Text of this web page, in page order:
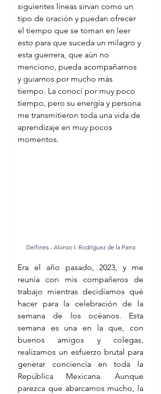
siguientes líneas sirvan como un
tipo de oración y puedan ofrecer
el tiempo que se toman en leer
esto para que suceda un milagro y
esta guerrera, que aún no
menciono, pueda acompañarnos
y guiarnos por mucho más
tiempo. La conocí por muy poco
tiempo, pero su energía y persona
me transmitieron toda una vida de
aprendizaje en muy pocos
momentos.
Delfines - Alonso I. Rodríguez de la Parra
Era el año pasado, 2023, y me
reunía con mis compañeros de
trabajo mientras decidíamos qué
hacer para la celebración de la
semana de los océanos. Esta
semana es una en la que, con
buenos amigos y colegas,
realizamos un esfuerzo brutal para
generar conciencia en toda la
República Mexicana. Aunque
parezca que abarcamos mucho, la